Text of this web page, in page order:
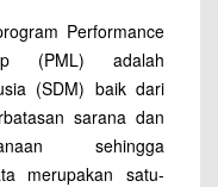
Performance
(PML) adalah
(SDM) baik dari
sarana dan
sehingga
merupakan satu-